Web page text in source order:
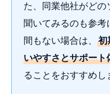
た、同業他社がど
聞いてみるのも参
間もない場合は、 初
いやすさとサポート
ることをおすすめし